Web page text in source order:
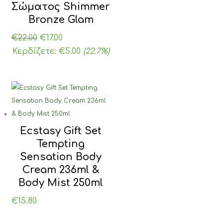
Σώματος Shimmer
Bronze Glam
€22.00 Original
price
€17.00
τρέχουσα
€17.00.
Κερδίζετε: €5.00 (22.7%)
Ecstasy Gift Set
Tempting
Sensation Body
Cream 236ml &
Body Mist 250ml
€15.80